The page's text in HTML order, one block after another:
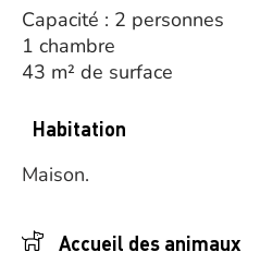
Capacité : 2 personnes
1 chambre
43 m² de surface
Habitation
Maison.
Accueil des animaux